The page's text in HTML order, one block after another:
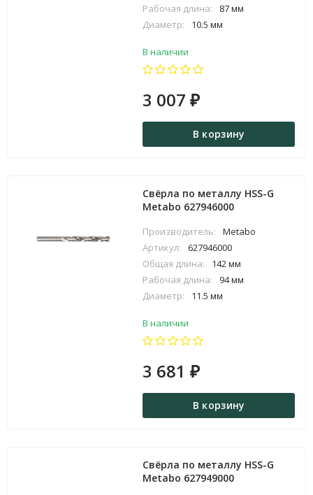
Рабочая длина:
87 мм
Диаметр:
10.5 мм
В наличии
3 007₽
В корзину
Свёрла по металлу HSS-G
Metabo 627946000
Производитель:
Metabo
Артикул:
627946000
Общая длина:
142 мм
Рабочая длина:
94 мм
Диаметр:
11.5 мм
В наличии
3 681₽
В корзину
Свёрла по металлу HSS-G
Metabo 627949000